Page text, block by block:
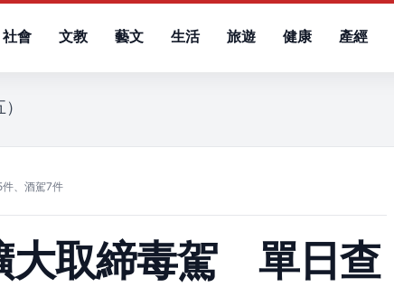
社會 文教 藝文 生活 旅遊 健康 產經
、酒駕7件
大取締毒駕 單日查